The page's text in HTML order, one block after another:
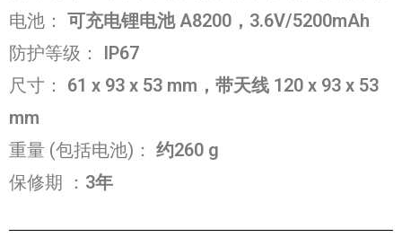
电池： 可充电锂电池 A8200，3.6V/5200mAh
防护等级：
IP67
尺寸：
61 x 93 x 53 mm，带天线 120 x 93 x 53
mm
重量 (包括电池)： 约260 g
保修期 ： 3年